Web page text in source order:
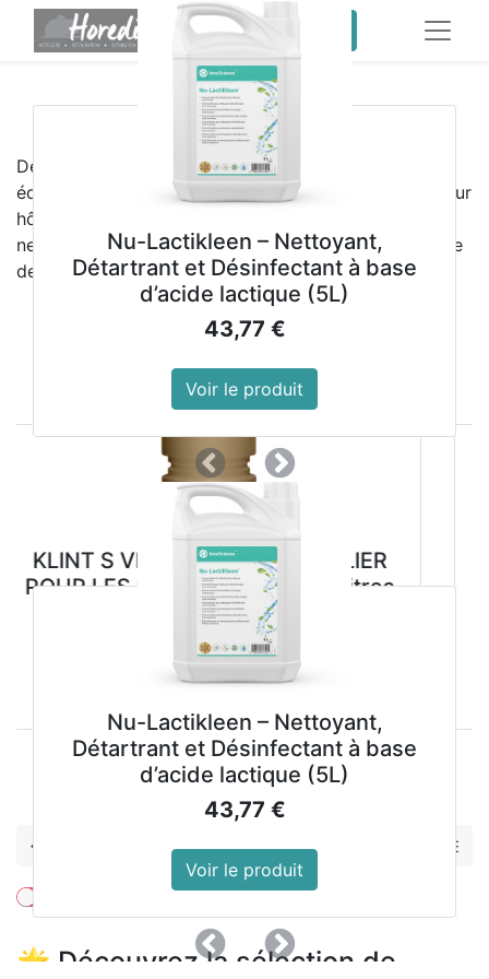
service client pro
​
Meilleures ventes
Découvrez les meilleures ventes HOREDIS
équipements professionnels et produits d’hygiène pour
hôtels, restaurants, collectivités et sociétés de
nettoyage. Qualité, fiabilité et performance au service
de vos activités professionnelles
S VEGETAL SAVON ATELIER
LES MAINS cartouche 5 litres
Voir le produit
Précedent
NOUVEAUTES
Montrer les prix avec la taxe inclue
🌟 Découvrez la sélection de
Nu-Lactikleen – Nettoyant,
Détartrant et Désinfectant à base
d’acide lactique (5L)
43,77€
Voir le produit
PrécedentSuivant
Nu-Lactikleen – Nettoyant,
Détartrant et Désinfectant à base
d’acide lactique (5L)
43,77 €
Voir le produit
PrécedentSuivant